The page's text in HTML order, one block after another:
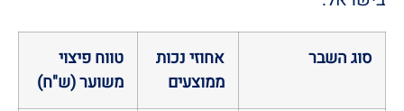
סוג השבר
אחוזי נכות
ממוצעים
טווח פיצוי
משוער (ש"ח)